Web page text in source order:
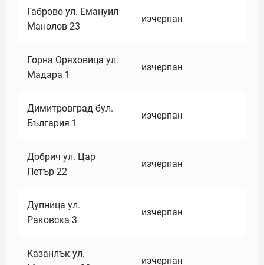
Габрово ул. Емануил
Манолов 23
изчерпан
Горна Оряховица ул.
Мадара 1
изчерпан
Димитровград бул.
България 1
изчерпан
Добрич ул. Цар
Петър 22
изчерпан
Дупница ул.
Раковска 3
изчерпан
Казанлък ул.
изчерпан